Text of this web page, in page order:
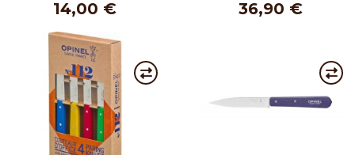
14,00 € 36,90 €